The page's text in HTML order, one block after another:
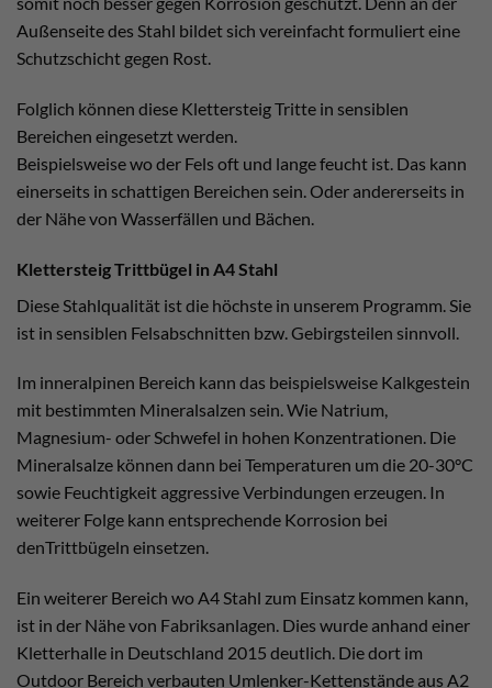
Außenseite des Stahl bildet sich vereinfacht formuliert eine
Schutzschicht gegen Rost.
Folglich können diese Klettersteig Tritte in sensiblen
Bereichen eingesetzt werden.
Beispielsweise wo der Fels oft und lange feucht ist. Das kann
einerseits in schattigen Bereichen sein. Oder andererseits in
der Nähe von Wasserfällen und Bächen.
Klettersteig Trittbügel in A4 Stahl
Diese Stahlqualität ist die höchste in unserem Programm. Sie
ist in sensiblen Felsabschnitten bzw. Gebirgsteilen sinnvoll.
Im inneralpinen Bereich kann das beispielsweise Kalkgestein
mit bestimmten Mineralsalzen sein. Wie Natrium,
Magnesium- oder Schwefel in hohen Konzentrationen. Die
Mineralsalze können dann bei Temperaturen um die 20-30°C
sowie Feuchtigkeit aggressive Verbindungen erzeugen. In
weiterer Folge kann entsprechende Korrosion bei
denTrittbügeln einsetzen.
Ein weiterer Bereich wo A4 Stahl zum Einsatz kommen kann,
ist in der Nähe von Fabriksanlagen. Dies wurde anhand einer
Kletterhalle in Deutschland 2015 deutlich. Die dort im
Outdoor Bereich verbauten Umlenker-Kettenstände aus A2